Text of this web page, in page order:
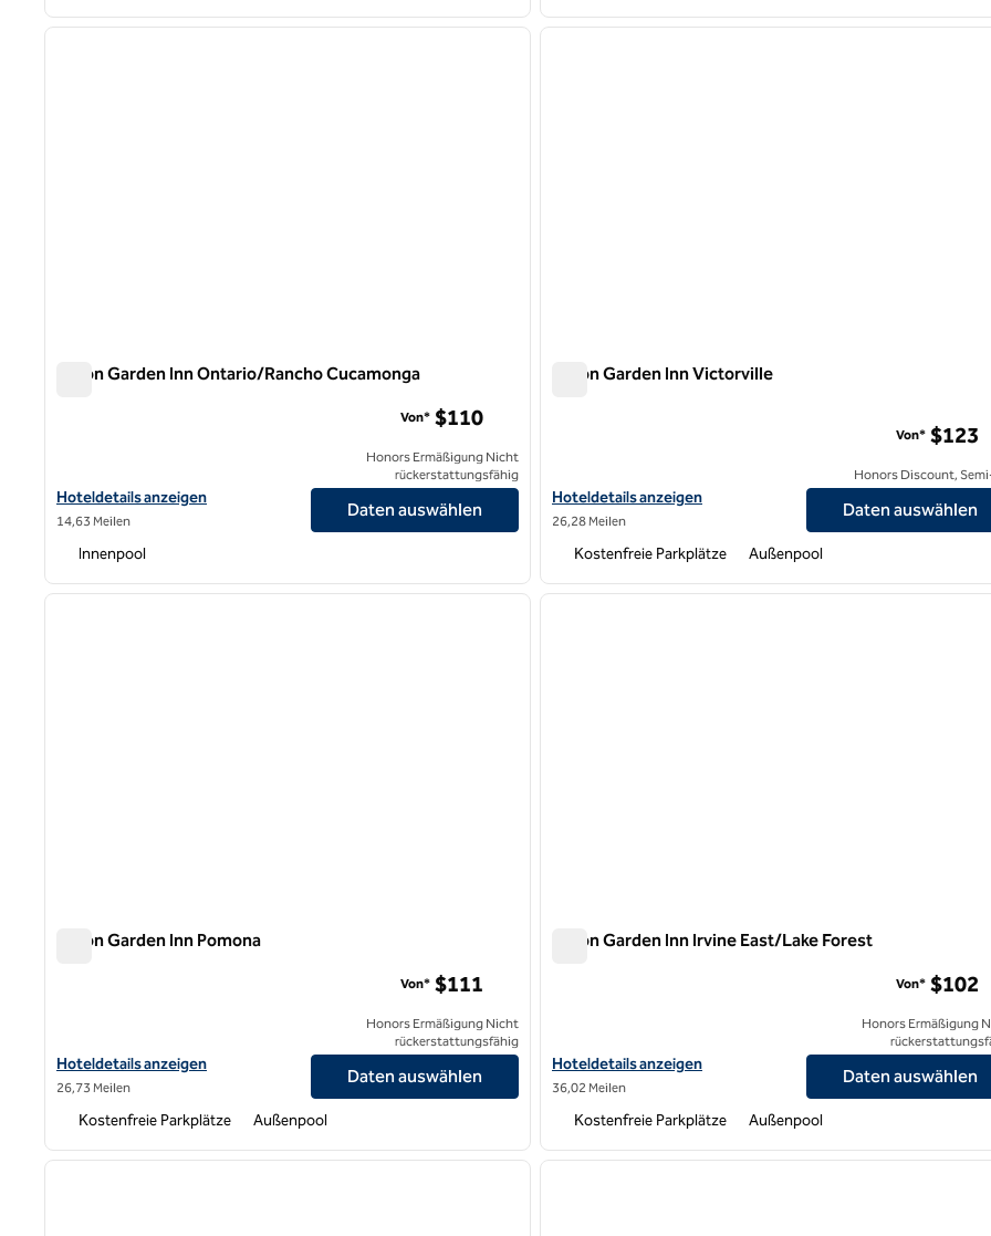
1 von 12
nächstes Bild
Hilton Garden Inn Ontario/Rancho Cucamonga
Hoteldetails für Hilton Garden Inn Ontario/Rancho Cucamonga anzeigen
Hoteldetails anzeigen
14,63 Meilen
Von* $110
Honors Ermäßigung Nicht
rückerstattungsfähig
Daten auswählen
Innenpool
1 von 12
Hilton Garden Inn Victorville
Hoteldetails für Hilton Garden Inn Victorville anzeigen
Hoteldetails anzeigen
26,28 Meilen
Von* $123
Honors Discount,
Daten auswählen
Kostenfreie Parkplätze Außenpool
1 von 12
nächstes Bild
Hilton Garden Inn Pomona
Hoteldetails für das Hilton Garden Inn Pomona anzeigen
Hoteldetails anzeigen
26,73 Meilen
Von* $111
Honors Ermäßigung Nicht
rückerstattungsfähig
Daten auswählen
Kostenfreie Parkplätze Außenpool
1 von 12
Hilton Garden Inn Irvine East/Lake Forest
Hoteldetails für das Hilton Garden Inn Irvine East/Lake Forest
Hoteldetails anzeigen
36,02 Meilen
Von* $102
Honors Ermäßigung
Daten auswählen
Kostenfreie Parkplätze Außenpool
1 von 12
nächstes Bild
1 von 12